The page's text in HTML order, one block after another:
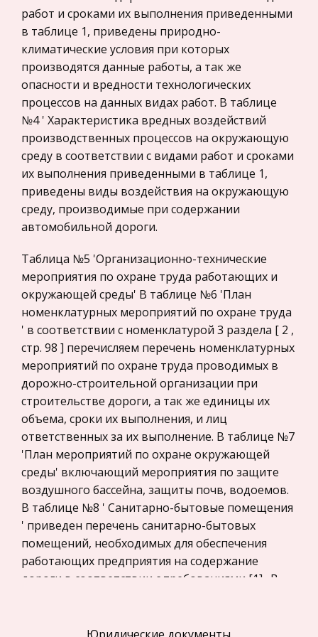
Гражданское право
Гражданское процессуальное право
Законодательство и право
Прокурорский надзор
Геология
Административное право
Историческая личность
Банковское дело и кредитование
Архитектура
Искусство
Конституционное (государственное) право
России
Экономико-математическое
моделирование
Право
Компьютеры и периферийные устройства
Астрономия
Программное обеспечение
Разное
Уголовное и уголовно-исполнительное
право
Налоговое право
Техника
Компьютеры, Программирование
История экономических учений
Культура языков коренного населения ХМАО
Материальная культура хантов и манси
характеризуется сочетанием разнообразных по
своему составу элементов. Летним жилищем им
раньше служил берестяной чум, зимним -
четырехугольная юрта срубного типа,
Эмиссия ценных бумаг
Микроэкономический аспект ценных бумаг
заключается в том, что они являются средством
получения дохода, выполняют функцию
удовлетворения имущественных интересов
граждан и юридических лиц. Наряду с кре
работ и сроками их выполнения приведенными
в таблице 1, приведены природно-
климатические условия при которых
производятся данные работы, а так же
опасности и вредности технологических
процессов на данных видах работ. В таблице
№4 ' Характеристика вредных воздействий
производственных процессов на окружающую
среду в соответствии с видами работ и сроками
их выполнения приведенными в таблице 1,
приведены виды воздействия на окружающую
среду, производимые при содержании
автомобильной дороги.
Таблица №5 'Организационно-технические
мероприятия по охране труда работающих и
окружающей среды' В таблице №6 'План
номенклатурных мероприятий по охране труда
' в соответствии с номенклатурой 3 раздела [ 2 ,
стр. 98 ] перечисляем перечень номенклатурных
мероприятий по охране труда проводимых в
дорожно-строительной организации при
строительстве дороги, а так же единицы их
объема, сроки их выполнения, и лиц
ответственных за их выполнение. В таблице №7
'План мероприятий по охране окружающей
среды' включающий мероприятия по защите
воздушного бассейна, защиты почв, водоемов.
В таблице №8 ' Санитарно-бытовые помещения
' приведен перечень санитарно-бытовых
помещений, необходимых для обеспечения
работающих предприятия на содержание
дороги в соответствии с требованиями [1] . В
спецодежды, необходимое для обеспечения